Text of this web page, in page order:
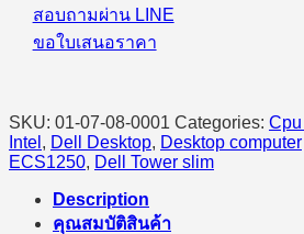
14100/8GB/512GB
SSD/Windows
11
สอบถามผ่าน LINE
ขอใบเสนอราคา
SKU: 01-07-08-0001 Categories:
Intel , Dell Desktop, Desktop computer
ECS1250, Dell Tower slim
Description
คุณสมบัติสินค้า